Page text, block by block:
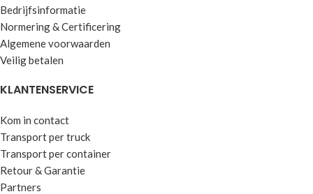
Bedrijfsinformatie
Normering & Certificering
Algemene voorwaarden
Veilig betalen
KLANTENSERVICE
Kom in contact
Transport per truck
Transport per container
Retour & Garantie
Partners